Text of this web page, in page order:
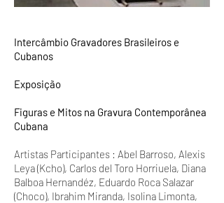
Intercâmbio Gravadores Brasileiros e
Cubanos
Exposição
Figuras e Mitos na Gravura Contemporânea
Cubana
Artistas Participantes : Abel Barroso, Alexis
Leya (Kcho), Carlos del Toro Horriuela, Diana
Balboa Hernandéz, Eduardo Roca Salazar
(Choco), Ibrahim Miranda, Isolina Limonta,